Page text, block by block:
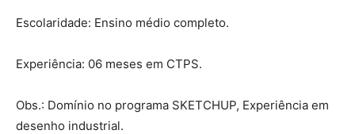
Escolaridade: Ensino médio completo.
Experiência: 06 meses em CTPS.
Obs.: Domínio no programa SKETCHUP, Experiência em
desenho industrial.